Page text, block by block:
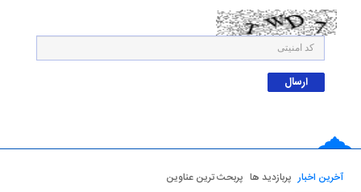
آخرین اخبار پربازدید ها پربحث ترین عناوین